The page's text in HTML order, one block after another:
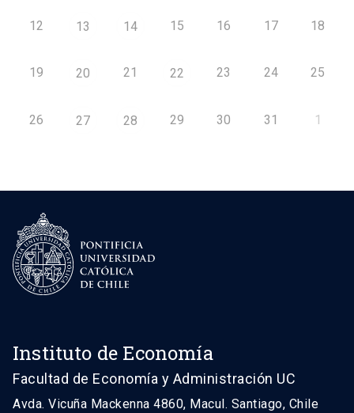
12 13 14 15 16 17 18
19 20 21 22 23 24 25
26 27 28 29 30 31 1
Instituto de Economía
Facultad de Economía y Administración UC
Avda. Vicuña Mackenna 4860, Macul. Santiago, Chile